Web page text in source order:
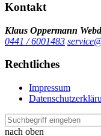
Kontakt
Klaus Oppermann
0441 / 6001483
Rechtliches
Impressum
nach oben